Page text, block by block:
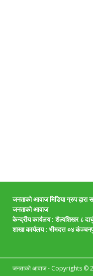
जनताको आवाज मिडिया ग्रुप द्वारा
जनताको आवाज
केन्द्रीय कार्यलय : शैल्यशिखर ८
शाखा कार्यलय : भीमदत्त ०४
जनताको आवाज - Copyrights ©